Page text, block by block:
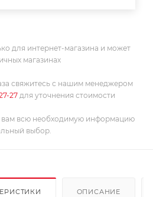
для интернет-магазина и может
магазинах
свяжитесь с нашим менеджером
27 для уточнения стоимости
вам всю необходимую информацию
выбор.
ОПИСАНИЕ